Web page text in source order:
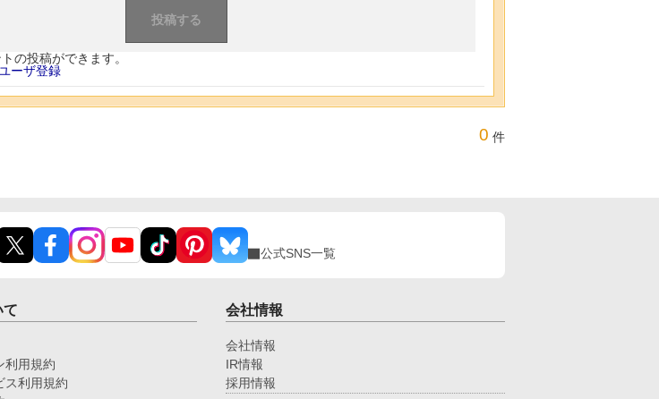
の投稿ができます。
ーザ登録
0 件
公式SNS一覧
て
利用規約
ス利用規約
会社情報
会社情報
IR情報
採用情報